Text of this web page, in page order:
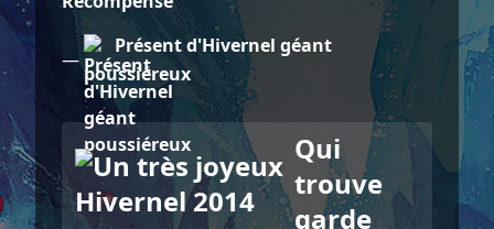
—
Présent d'Hivernel géant
poussiéreux
Qui
trouve
garde